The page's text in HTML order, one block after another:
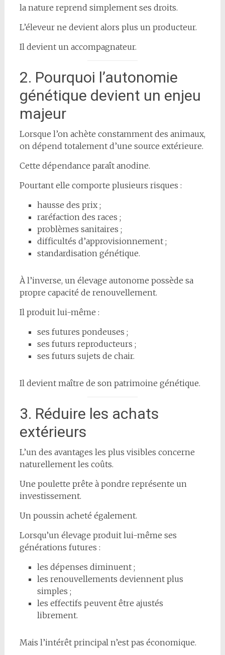
la nature reprend simplement ses droits.
L’éleveur ne devient alors plus un producteur.
Il devient un accompagnateur.
2. Pourquoi l’autonomie
génétique devient un enjeu
majeur
Lorsque l’on achète constamment des animaux,
on dépend totalement d’une source extérieure.
Cette dépendance paraît anodine.
Pourtant elle comporte plusieurs risques :
hausse des prix ;
raréfaction des races ;
problèmes sanitaires ;
difficultés d’approvisionnement ;
standardisation génétique.
À l’inverse, un élevage autonome possède sa
propre capacité de renouvellement.
Il produit lui-même :
ses futures pondeuses ;
ses futurs reproducteurs ;
ses futurs sujets de chair.
Il devient maître de son patrimoine génétique.
3. Réduire les achats
extérieurs
L’un des avantages les plus visibles concerne
naturellement les coûts.
Une poulette prête à pondre représente un
investissement.
Un poussin acheté également.
Lorsqu’un élevage produit lui-même ses
générations futures :
les dépenses diminuent ;
les renouvellements deviennent plus
simples ;
les effectifs peuvent être ajustés
librement.
Mais l’intérêt principal n’est pas économique.